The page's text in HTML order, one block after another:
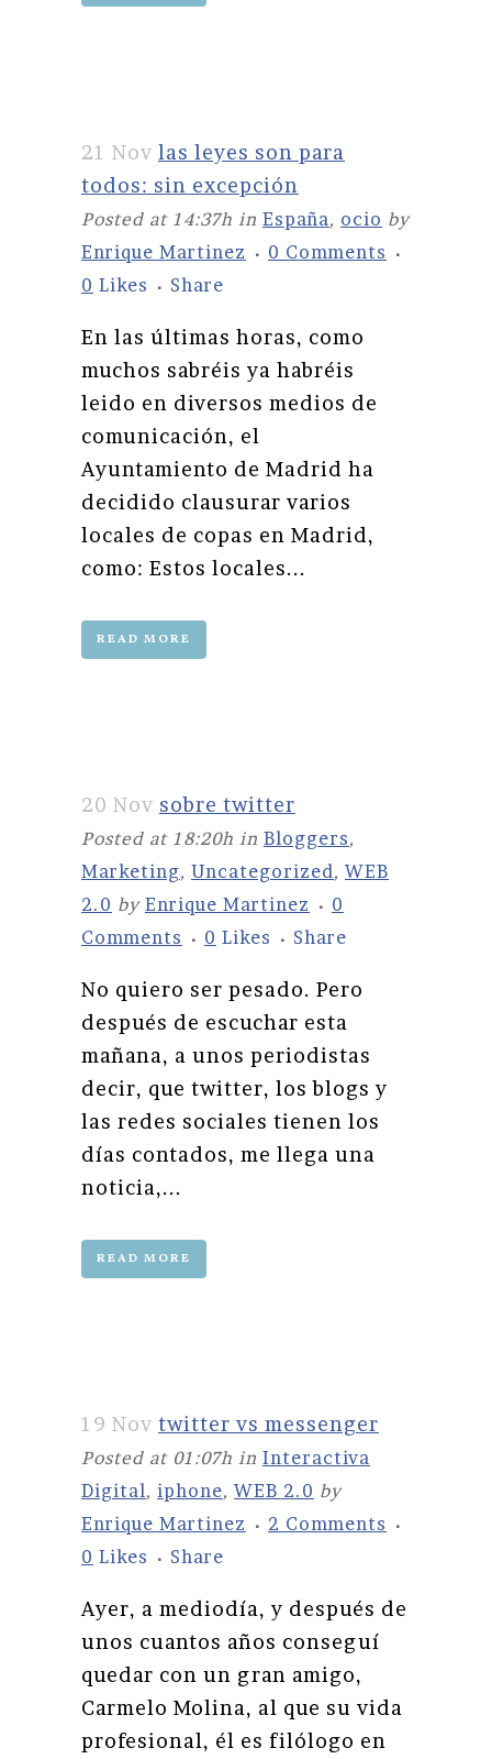
21 Nov las leyes son para
todos: sin excepción
Posted at 14:37h in España, ocio by
Enrique Martinez
0 Comments
0 Likes Share
En las últimas horas, como
muchos sabréis ya habréis
leido en diversos medios de
comunicación, el
Ayuntamiento de Madrid ha
decidido clausurar varios
locales de copas en Madrid,
como: Estos locales...
READ MORE
20 Nov sobre twitter
Posted at 18:20h in Bloggers,
Marketing, Uncategorized, WEB
2.0 by Enrique Martinez
0
Comments
0 Likes Share
No quiero ser pesado. Pero
después de escuchar esta
mañana, a unos periodistas
decir, que twitter, los blogs y
las redes sociales tienen los
días contados, me llega una
noticia,...
READ MORE
19 Nov twitter vs messenger
Posted at 01:07h in Interactiva
Digital, iphone, WEB 2.0 by
Enrique Martinez
2 Comments
0 Likes Share
Ayer, a mediodía, y después de
unos cuantos años conseguí
quedar con un gran amigo,
Carmelo Molina, al que su vida
profesional, él es filólogo en